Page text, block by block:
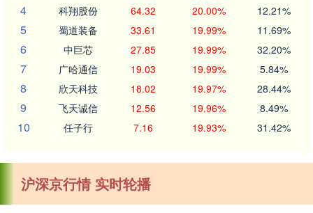
4 科翔股份 64.32 20.00% 12.21%
5 蜀道装备 33.61 19.99% 11.69%
6 中巨芯 27.85 19.99% 32.20%
7 广哈通信 19.03 19.99% 5.84%
8 欣天科技 18.02 19.97% 28.44%
9 飞天诚信 12.56 19.96% 8.49%
10 任子行 7.16 19.93% 31.42%
沪深京行情 实时轮播